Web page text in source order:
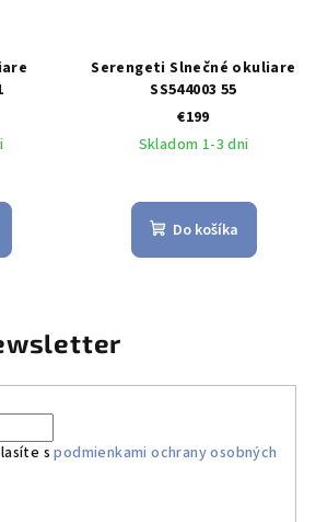
Serengeti Slnečné okuliare
SS544003 55
€199
Skladom 1-3 dni
Do košíka
spodmienkami ochrany osobných